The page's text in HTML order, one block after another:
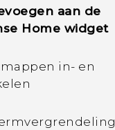
aan de
Home widget
in- en